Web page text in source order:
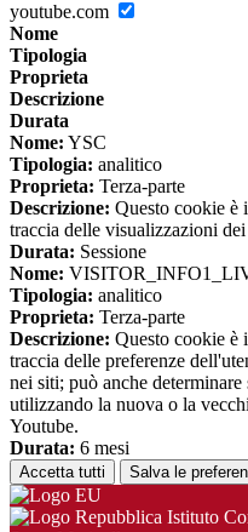
youtube.com
Nome
Tipologia
Proprieta
Descrizione
Durata
Nome: YSC
Tipologia: analitico
Proprieta: Terza-parte
Descrizione: Questo cookie è
traccia delle visualizzazioni
Durata: Sessione
Nome:
Tipologia: analitico
Proprieta: Terza-parte
Descrizione: Questo cookie è
traccia delle preferenze
nei siti; può anche
utilizzando la nuova o la
Youtube.
Durata: 6 mesi
Accetta tutti Salva le
Istituto